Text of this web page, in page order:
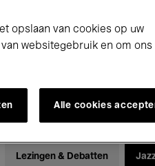
Lezingen & Debatten
opslaan van cookies op uw
websitegebruik en om ons
Alle cookies